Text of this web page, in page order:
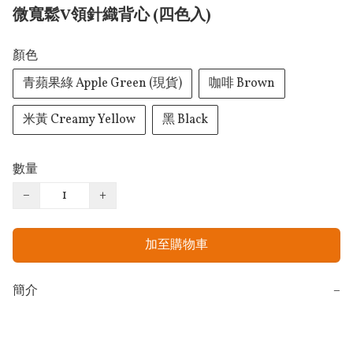
微寬鬆V領針織背心 (四色入)
顏色
青蘋果綠 Apple Green (現貨)
咖啡 Brown
米黃 Creamy Yellow 黑 Black
數量
−
+
加至購物車
簡介 −